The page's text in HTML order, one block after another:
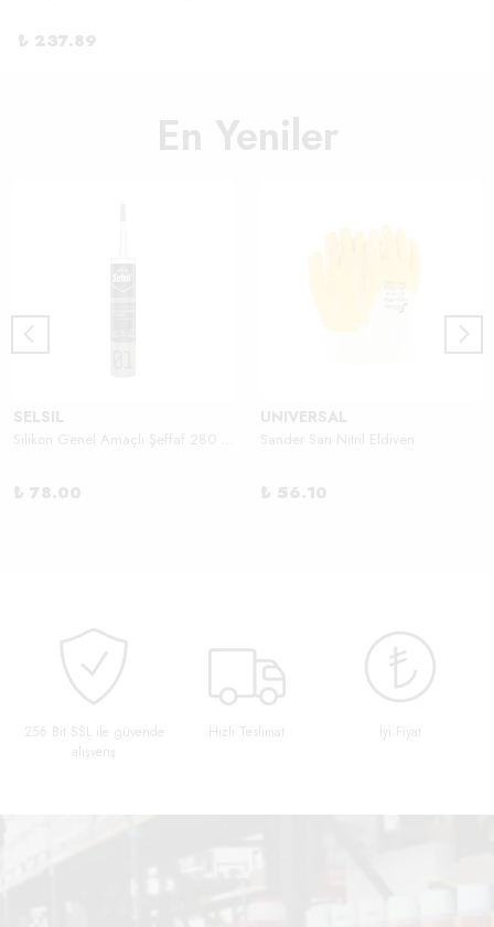
₺ 237.89
En Yeniler
SELSIL
₺ 78.00
UNIVERSAL
Sander Sarı Nitril Eldiven
₺ 56.10
256 Bit SSL ile güvende
alışveriş
Hızlı Teslimat İyi Fiyat